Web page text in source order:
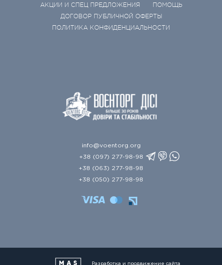
АКЦИИ И СПЕЦ ПРЕДЛОЖЕНИЯ
ПОМОЩЬ
ДОГОВОР ПУБЛИЧНОЙ ОФЕРТЫ
ПОЛИТИКА КОНФИДЕНЦИАЛЬНОСТИ
info@voentorg.org
+38 (097) 277-98-98
+38 (063) 277-98-98
+38 (050) 277-98-98
Разработка и продвижение сайта